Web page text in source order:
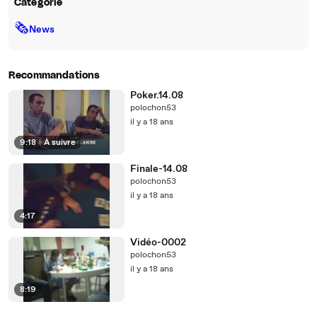
Catégorie
🗞News
Recommandations
9:18 | À suivre
Poker.14.08
polochon53
il y a 18 ans
4:17
Finale-14.08
polochon53
il y a 18 ans
8:19
Vidéo-0002
polochon53
il y a 18 ans